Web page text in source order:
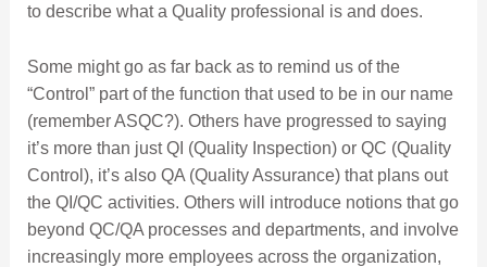
to describe what a Quality professional is and does.
Some might go as far back as to remind us of the
“Control” part of the function that used to be in our name
(remember ASQC?). Others have progressed to saying
it’s more than just QI (Quality Inspection) or QC (Quality
Control), it’s also QA (Quality Assurance) that plans out
the QI/QC activities. Others will introduce notions that go
beyond QC/QA processes and departments, and involve
increasingly more employees across the organization,